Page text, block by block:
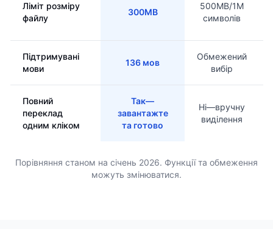
Ліміт розміру
файлу
300MB
500MB/1M
символів
Підтримувані
мови
136 мов
Обмежений
вибір
Повний
переклад
одним кліком
Так—
завантажте
та готово
Ні—вручну
виділення
Порівняння станом на січень 2026. Функції та обмеження
можуть змінюватися.